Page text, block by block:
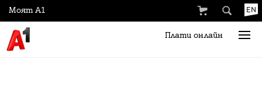
EN
Плати онлайн
Моят А1